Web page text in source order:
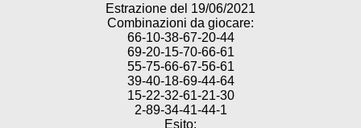
Estrazione del 19/06/2021
Combinazioni da giocare:
66-10-38-67-20-44
69-20-15-70-66-61
55-75-66-67-56-61
39-40-18-69-44-64
15-22-32-61-21-30
2-89-34-41-44-1
Esito: